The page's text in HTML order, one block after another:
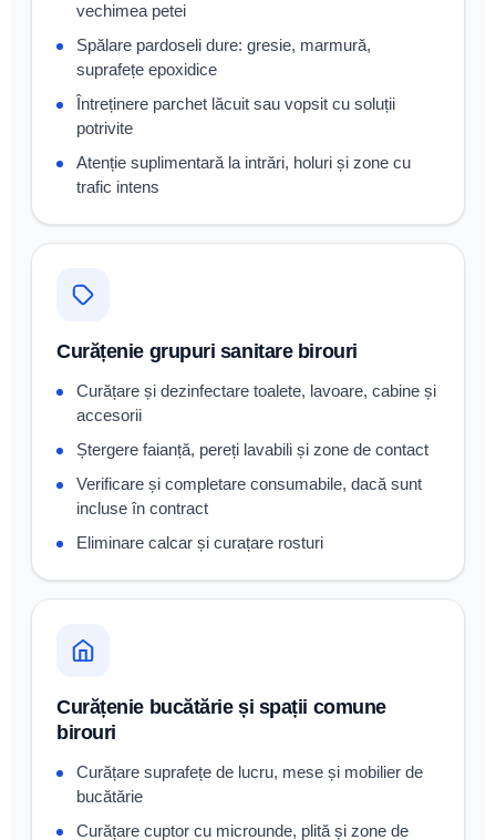
vechimea petei
Spălare pardoseli dure: gresie, marmură,
suprafețe epoxidice
Întreținere parchet lăcuit sau vopsit cu soluții
potrivite
Atenție suplimentară la intrări, holuri și zone cu
trafic intens
Curățenie grupuri sanitare birouri
Curățare și dezinfectare toalete, lavoare, cabine și
accesorii
Ștergere faianță, pereți lavabili și zone de contact
Verificare și completare consumabile, dacă sunt
incluse în contract
Eliminare calcar și curațare rosturi
Curățenie bucătărie și spații comune
birouri
Curățare suprafețe de lucru, mese și mobilier de
bucătărie
Curățare cuptor cu microunde, plită și zone de